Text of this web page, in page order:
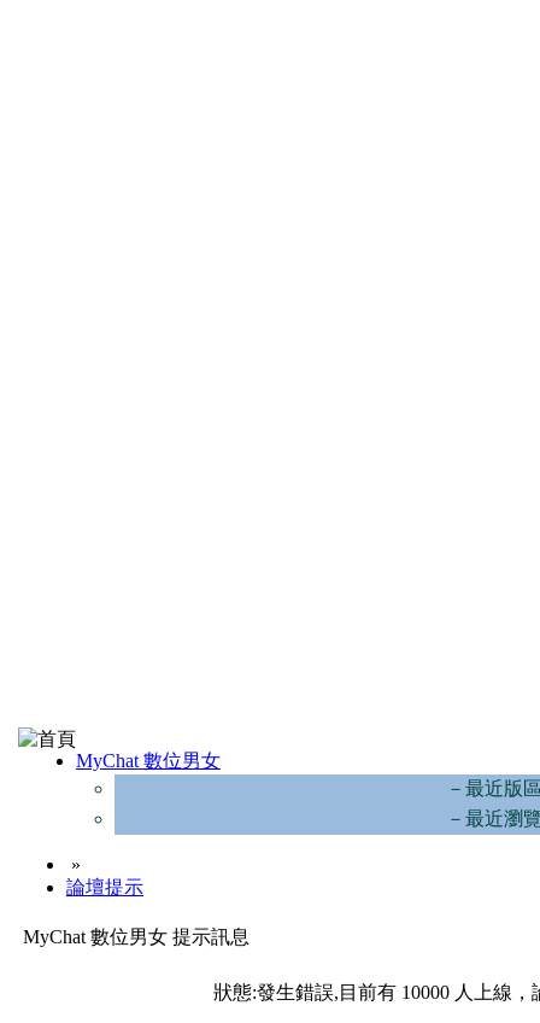
MyChat 數位男女
－最近版
－最近瀏
»
論壇提示
MyChat 數位男女 提示訊息
狀態:發生錯誤,目前有 10000 人上線